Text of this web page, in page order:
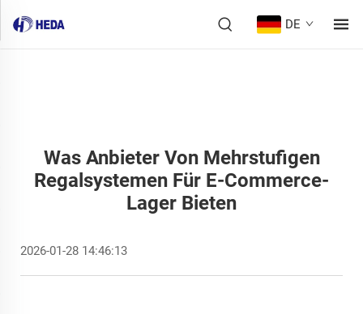
DE
Was Anbieter Von Mehrstufigen
Regalsystemen Für E-Commerce-
Lager Bieten
2026-01-28 14:46:13